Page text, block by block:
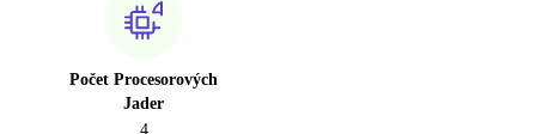
Počet Procesorových
Jader
4